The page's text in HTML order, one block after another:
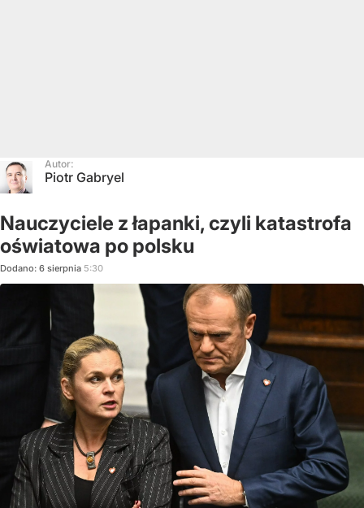
Autor:
Piotr Gabryel
Nauczyciele z łapanki, czyli katastrofa
oświatowa po polsku
Dodano: 6 sierpnia 5:30